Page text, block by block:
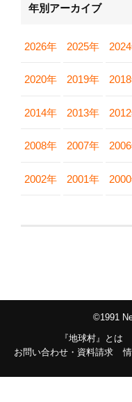
年別アーカイブ
2026年 2025年
2020年 2019年
2014年 2013年
2008年 2007年
2002年 2001年
©1991
『地球村』とは
お問い合わせ・資料請求